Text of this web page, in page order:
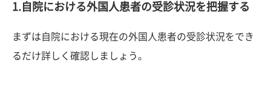
1.自院における外国人患者の受診状況を把握する
まずは自院における現在の外国人患者の受診状況をでき
るだけ詳しく確認しましょう。